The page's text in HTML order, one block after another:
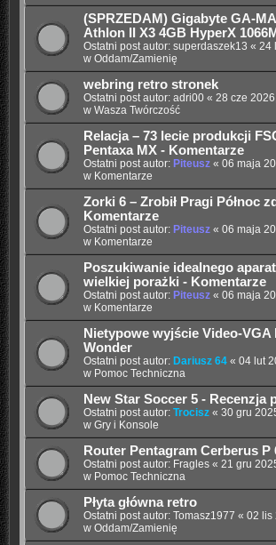
(SPRZEDAM) Gigabyte GA-
Athlon II X3 4GB HyperX
Ostatni post autor: superdaszek13 « 24
w Oddam/Zamienię
webring retro stronek
Ostatni post autor: adri00« 28 cze
w Wasza Twórczość
Relacja – 73 lecie produkcji
Pentaxa MX - Komentarze
Ostatni post autor: Piteusz« 06 maja
w Komentarze
Zorki 6 – Zrobił Pragi Północ
Komentarze
Ostatni post autor: Piteusz« 06 maja
w Komentarze
Poszukiwanie idealnego
wielkiej porażki - Komentarze
Ostatni post autor: Piteusz« 06 maja
w Komentarze
Nietypowe wyjście Video-VGA
Wonder
Ostatni post autor: Dariusz 64« 04 lut
w Pomoc Techniczna
New Star Soccer 5 - Recenzja
Ostatni post autor: Trocisz« 30 gru
w Gry i Konsole
Router Pentagram Cerberus P
Ostatni post autor: Fragles« 21 gru
w Pomoc Techniczna
Płyta główna retro
Ostatni post autor: Tomasz1977 « 02 lis
w Oddam/Zamienię